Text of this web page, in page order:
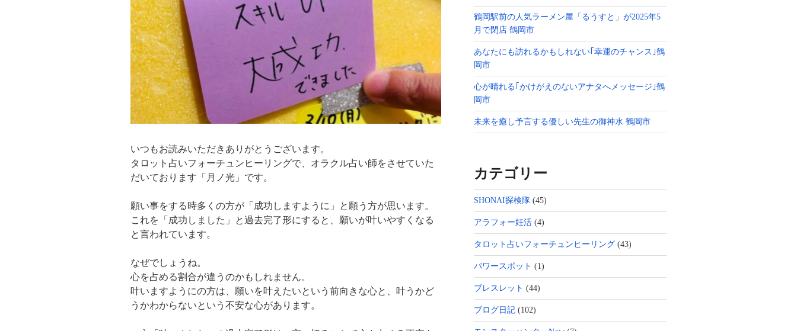
いつもお読みいただきありがとうございます。
タロット占いフォーチュンヒーリングで、オラクル占い師をさせていた
だいております「月ノ光」です。
願い事をする時多くの方が「成功しますように」と願う方が思います。
これを「成功しました」と過去完了形にすると、願いが叶いやすくなる
と言われています。
なぜでしょうね。
心を占める割合が違うのかもしれません。
叶いますようにの方は、願いを叶えたいという前向きな心と、叶うかど
うかわからないという不安な心があります。
鶴岡駅前の人気ラーメン屋「るうすと」が2025年5
月で閉店 鶴岡市
あなたにも訪れるかもしれない｢幸運のチャンス｣鶴
岡市
心が晴れる｢かけがえのないアナタへメッセージ｣鶴
岡市
未来を癒し予言する優しい先生の御神水 鶴岡市
カテゴリー
SHONAI探検隊(45)
アラフォー妊活(4)
タロット占いフォーチュンヒーリング(43)
パワースポット (1)
ブレスレット (44)
ブログ日記(102)